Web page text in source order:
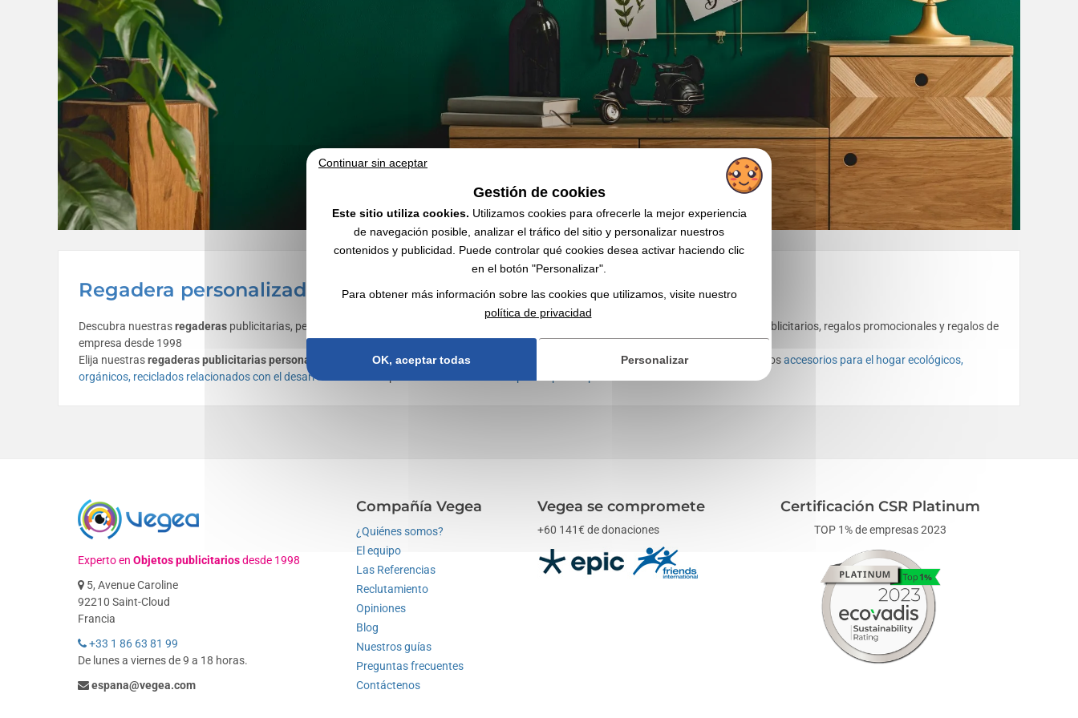
Regadera personalizada con logo | Mayorista
Descubra nuestrasregaderas publicitarias, personalizables con su logo ✔️ Accesorios para el hogar y decoración ✔️ Mayorista en objetos publicitarios, regalos promocionales y regalos de
empresa desde 1998
Elija nuestrasregaderas publicitarias personalizadas como medios de comunicación a través de objetos. Eche también un vistazo a nuestrosaccesorios para el hogar ecológicos,
orgánicos, reciclados relacionados con el desarrollo sostenible
Experto en Objetos publicitariosdesde 1998
5, Avenue Caroline
92210 Saint-Cloud
Francia
+33 1 86 63 81 99
De lunes a viernes de 9 a 18 horas.
espana@vegea.com
Compañía Vegea
¿Quiénes somos?
El equipo
Las Referencias
Reclutamiento
Opiniones
Blog
Nuestros guías
Preguntas frecuentes
Contáctenos
Vegea se compromete
+60 141€ de donaciones
Certificación CSR Platinum
TOP 1% de empresas 2023
Continuar sin aceptar
Gestión de cookies
Este sitio utiliza cookies. Utilizamos cookies para ofrecerle la mejor experiencia
de navegación posible, analizar el tráfico del sitio y personalizar nuestros
contenidos y publicidad. Puede controlar qué cookies desea activar haciendo clic
en el botón "Personalizar".
Para obtener más información sobre las cookies que utilizamos, visite nuestro
política de privacidad
OK, aceptar todas Personalizar